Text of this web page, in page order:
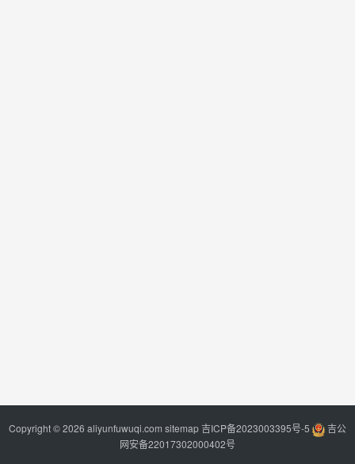
Copyright © 2026 aliyunfuwuqi.com sitemap吉ICP备2023003395号-5
吉公
网安备22017302000402号